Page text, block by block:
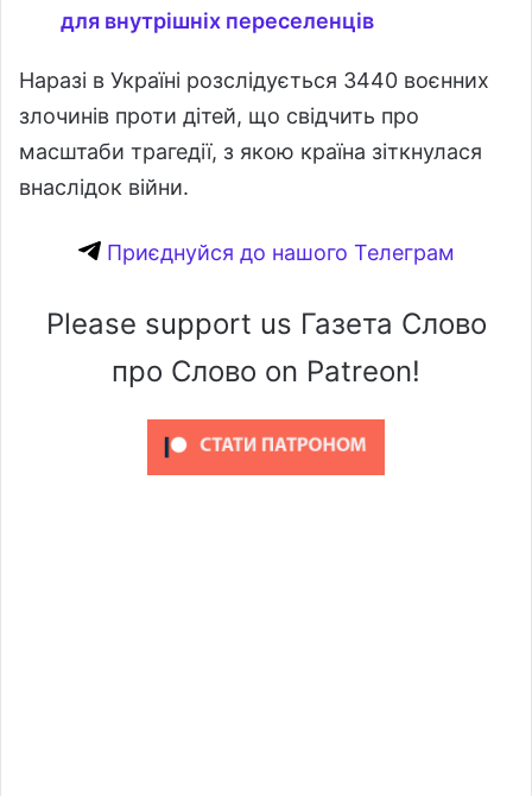
для внутрішніх переселенців
Наразі в Україні розслідується 3440 воєнних
злочинів проти дітей, що свідчить про
масштаби трагедії, з якою країна зіткнулася
внаслідок війни.
Приєднуйся до нашого Телеграм
Please support us Газета Слово
про Слово on Patreon!